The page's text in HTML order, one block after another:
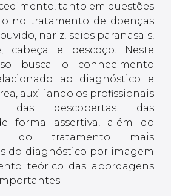
tanto em questões
no tratamento de doenças
nariz, seios paranasais,
cabeça e pescoço. Neste
busca o conhecimento
ao diagnóstico e
auxiliando os profissionais
das descobertas das
forma assertiva, além do
do tratamento mais
do diagnóstico por imagem
teórico das abordagens